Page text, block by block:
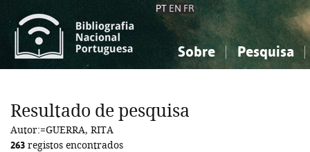
PT EN FR
Sobre Pesquisa
Ciências sociais...
Ciências sociais...
Resultado de pesquisa
Autor:=GUERRA, RITA
263 registos encontrados